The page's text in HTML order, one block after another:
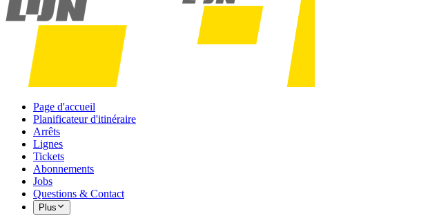
Page d'accueil
Planificateur d'itinéraire
Arrêts
Lignes
Tickets
Abonnements
Jobs
Questions & Contact
Plus